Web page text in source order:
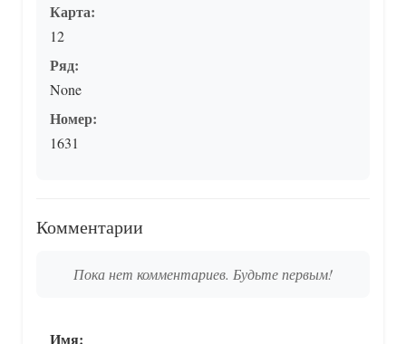
Карта:
12
Ряд:
None
Номер:
1631
Комментарии
Пока нет комментариев. Будьте первым!
Имя: